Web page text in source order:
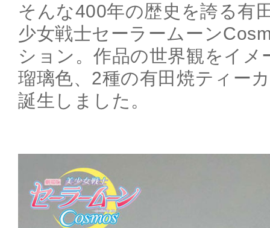
そんな400年の歴史を誇る有
少女戦士セーラームーン
ション。作品の世界観をイメ
瑠璃色、2種の有田焼ティー
誕生しました。